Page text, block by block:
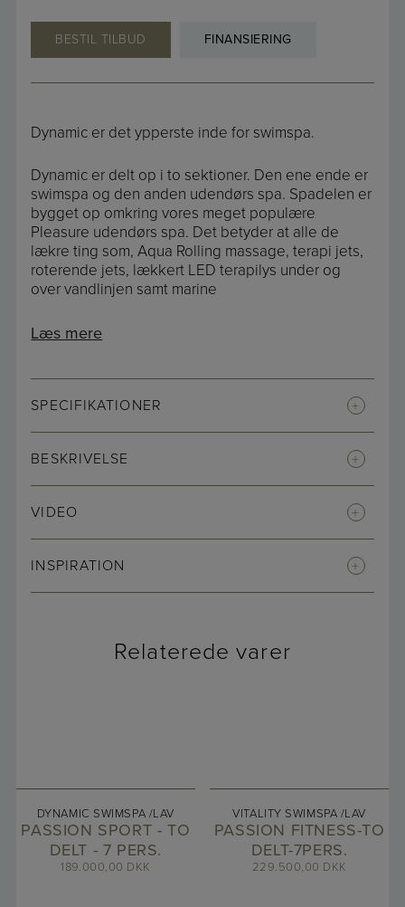
BESTIL TILBUD FINANSIERING
Dynamic er det ypperste inde for swimspa.
Dynamic er delt op i to sektioner. Den ene ende er
swimspa og den anden udendørs spa. Spadelen er
bygget op omkring vores meget populære
Pleasure udendørs spa. Det betyder at alle de
lækre ting som, Aqua Rolling massage, terapi jets,
roterende jets, lækkert LED terapilys under og
over vandlinjen samt marine
Læs mere
SPECIFIKATIONER
BESKRIVELSE
VIDEO
INSPIRATION
Relaterede varer
DYNAMIC SWIMSPA /LAV
PASSION SPORT - TO
DELT - 7 PERS.
189.000,00 DKK
VITALITY SWIMSPA /LAV
PASSION FITNESS-TO
DELT-7PERS.
229.500,00 DKK